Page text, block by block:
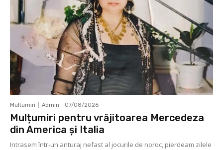
Multumiri Admin - 07/08/2026
Mulțumiri pentru vrăjitoarea Mercedeza
din America și Italia
Intrasem într-un anturaj nefast al jocurile de noroc, pierdeam zilele